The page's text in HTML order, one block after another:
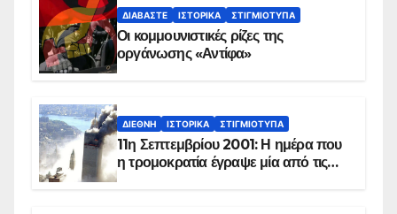
ΔΙΑΒΆΣΤΕ ΙΣΤΟΡΙΚΆ ΣΤΙΓΜΙΌΤΥΠΑ
Οι κομμουνιστικές ρίζες της
οργάνωσης «Αντίφα»
ΔΙΕΘΝΉ ΙΣΤΟΡΙΚΆ ΣΤΙΓΜΙΌΤΥΠΑ
11η Σεπτεμβρίου 2001: Η ημέρα που
η τρομοκρατία έγραψε μία από τις